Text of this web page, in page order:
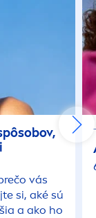
vás
si, aké sú
a ako ho